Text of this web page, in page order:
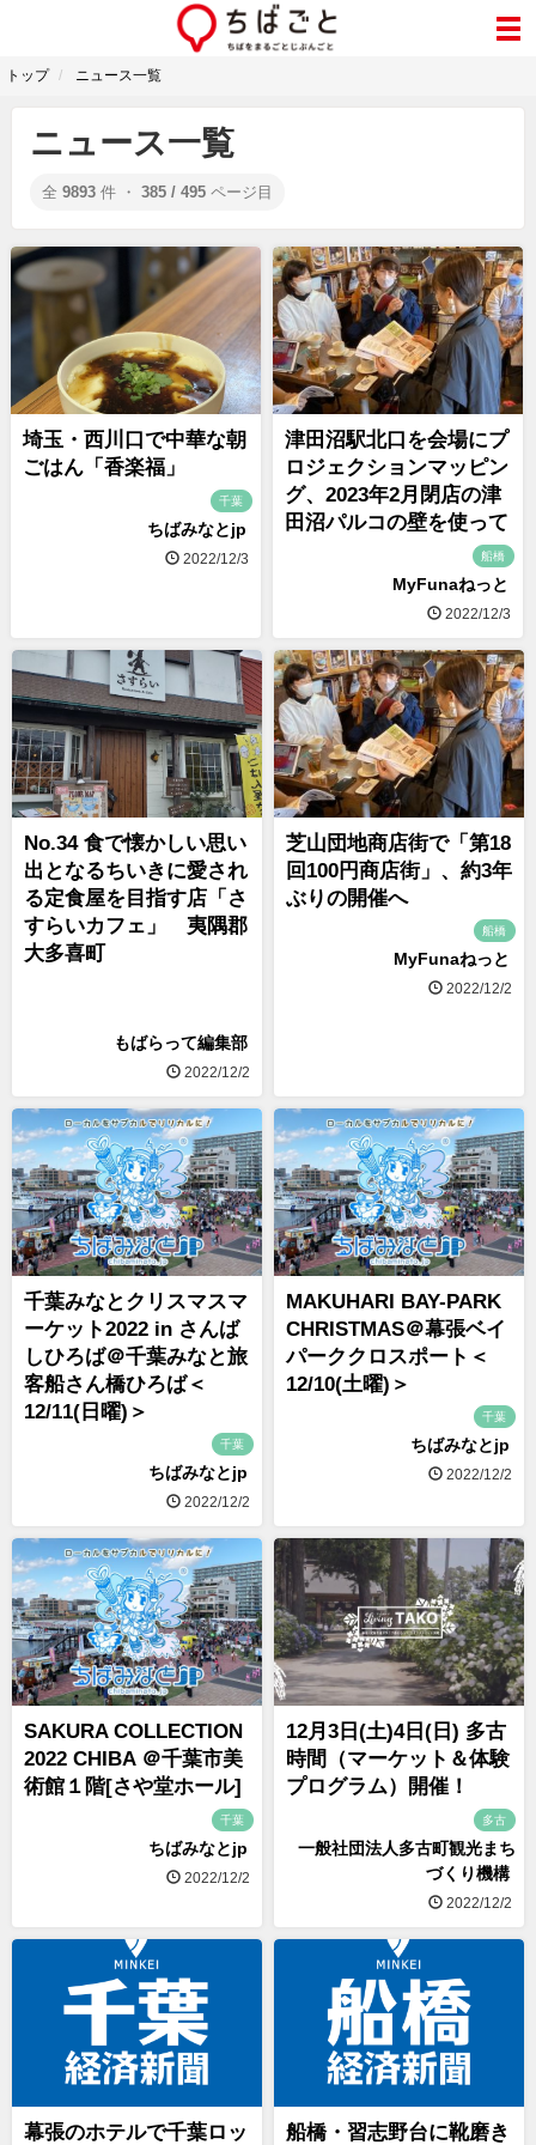
トップ ニュース一覧
ニュース一覧
全 9893 件 ・ 385 / 495 ページ目
埼玉・西川口で中華な朝
ごはん「香楽福」
千葉
ちばみなとjp
2022/12/3
津田沼駅北口を会場にプ
ロジェクションマッピン
グ、2023年2月閉店の津
田沼パルコの壁を使って
船橋
MyFunaねっと
2022/12/3
No.34 食で懐かしい思い
出となるちいきに愛され
る定食屋を目指す店「さ
すらいカフェ」 夷隅郡
大多喜町
もばらって編集部
2022/12/2
芝山団地商店街で「第18
回100円商店街」、約3年
ぶりの開催へ
船橋
MyFunaねっと
2022/12/2
千葉みなとクリスマスマ
ーケット2022 in さんば
しひろば＠千葉みなと旅
客船さん橋ひろば＜
12/11(日曜)＞
千葉
ちばみなとjp
2022/12/2
MAKUHARI BAY-PARK
CHRISTMAS＠幕張ベイ
パーククロスポート＜
12/10(土曜)＞
千葉
ちばみなとjp
2022/12/2
SAKURA COLLECTION
2022 CHIBA ＠千葉市美
術館１階[さや堂ホール]
千葉
ちばみなとjp
2022/12/2
12月3日(土)4日(日) 多古
時間（マーケット＆体験
プログラム）開催！
多古
一般社団法人多古町観光まち
づくり機構
2022/12/2
幕張のホテルで千葉ロッ 船橋・習志野台に靴磨き